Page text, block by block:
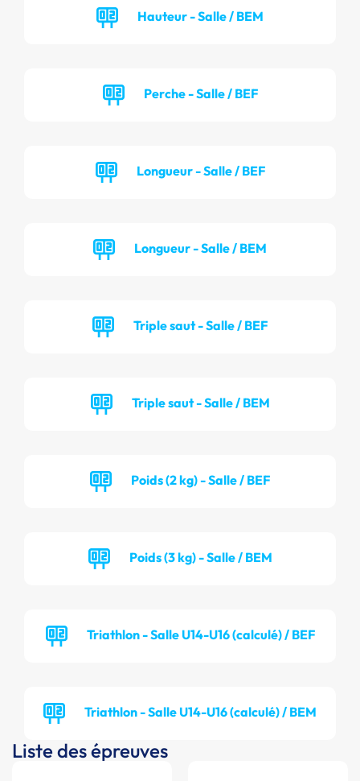
Hauteur - Salle / BEM
Perche - Salle / BEF
Longueur - Salle / BEF
Longueur - Salle / BEM
Triple saut - Salle / BEF
Triple saut - Salle / BEM
Poids (2 kg) - Salle / BEF
Poids (3 kg) - Salle / BEM
Triathlon - Salle U14-U16 (calculé) / BEF
Triathlon - Salle U14-U16 (calculé) / BEM
Liste des épreuves